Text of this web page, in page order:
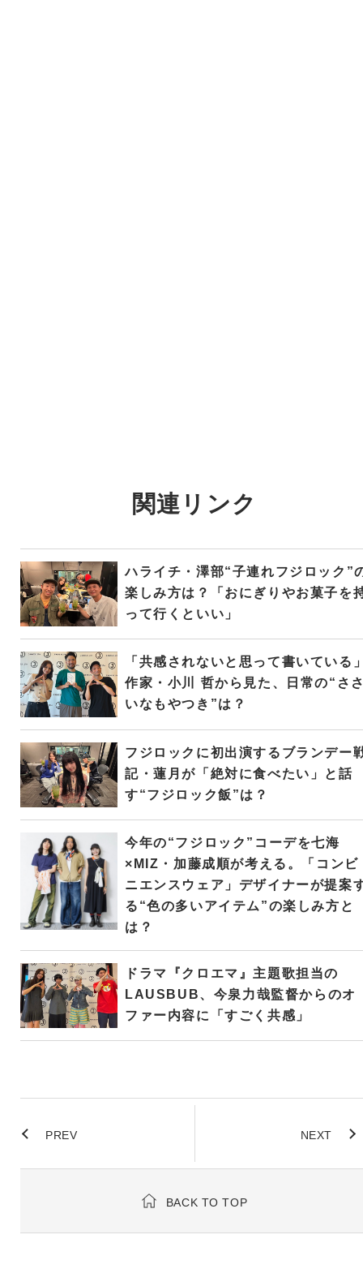
関連リンク
ハライチ・澤部“子連れフジロック”
楽しみ方は？「おにぎりやお菓子を
って行くといい」
「共感されないと思って書いている
作家・小川 哲から見た、日常の“さ
いなもやつき”は？
フジロックに初出演するブランデー
記・蓮月が「絶対に食べたい」と話
す“フジロック飯”は？
今年の“フジロック”コーデを七海
×MIZ・加藤成順が考える。「コンビ
ニエンスウェア」デザイナーが提案
る“色の多いアイテム”の楽しみ方と
は？
ドラマ『クロエマ』主題歌担当の
LAUSBUB、今泉力哉監督からのオ
ファー内容に「すごく共感」
PREV NEXT
BACK TO TOP